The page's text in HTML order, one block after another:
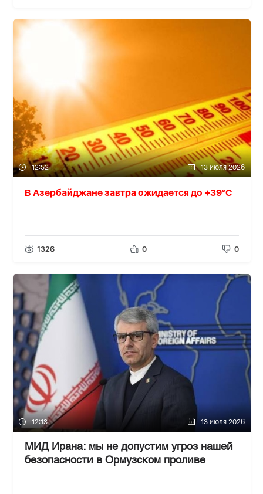
12:52 13 июля 2026
В Азербайджане завтра ожидается до +39°C
1326 0 0
12:13 13 июля 2026
МИД Ирана: мы не допустим угроз нашей
безопасности в Ормузском проливе